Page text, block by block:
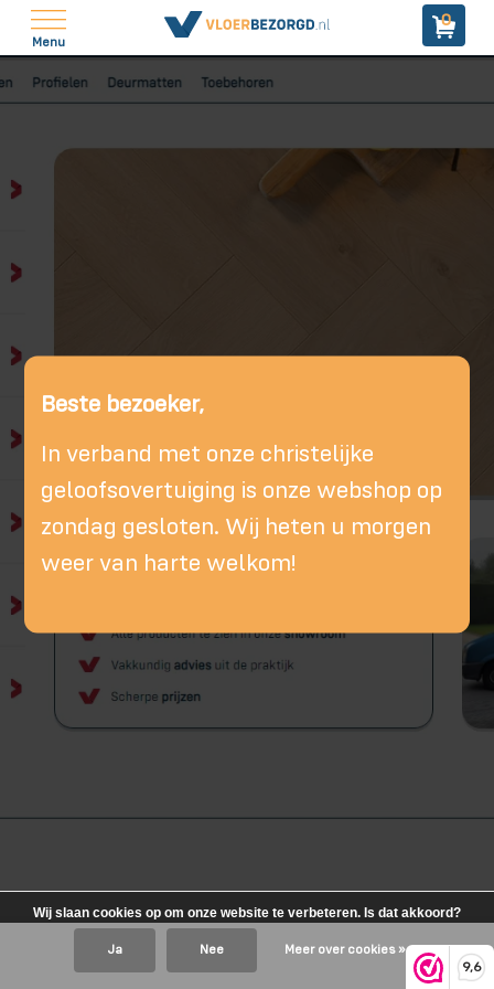
9,6
Menu
0
Beste bezoeker,
In verband met onze christelijke
geloofsovertuiging is onze webshop op
zondag gesloten. Wij heten u morgen
weer van harte welkom!
Wij slaan cookies op om onze website te verbeteren. Is dat akkoord?
Ja Nee Meer over cookies »